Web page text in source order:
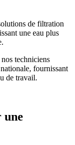
de filtration
une eau plus
techniciens
fournissant
de travail.
une